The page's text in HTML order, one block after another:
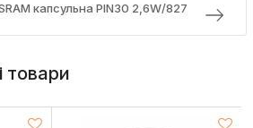
капсульна PIN30 2,6W/827
товари